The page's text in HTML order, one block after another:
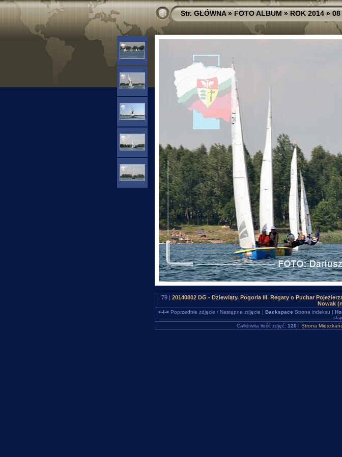
Str. GŁÓWNA»FOTO ALBUM»ROK 2014»08
79 | 20140802 DG - Dziewiąty. Pogoria III. Regaty o Puchar
Nowak
<-/->Poprzednie zdjęcie / Następne zdjęcie | Backspace Strona indeksu |
Całkowita ilość zdjęć: 120 | Strona